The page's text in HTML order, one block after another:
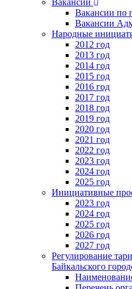
Вакансии по
Вакансии
Народные
2012 год
2013 год
2014 год
2015 год
2016 год
2017 год
2018 год
2019 год
2020 год
2021 год
2022 год
2023 год
2024 год
2025 год
Инициативные
2023 год
2024 год
2025 год
2026 год
2027 год
Регулирование
Байкальского